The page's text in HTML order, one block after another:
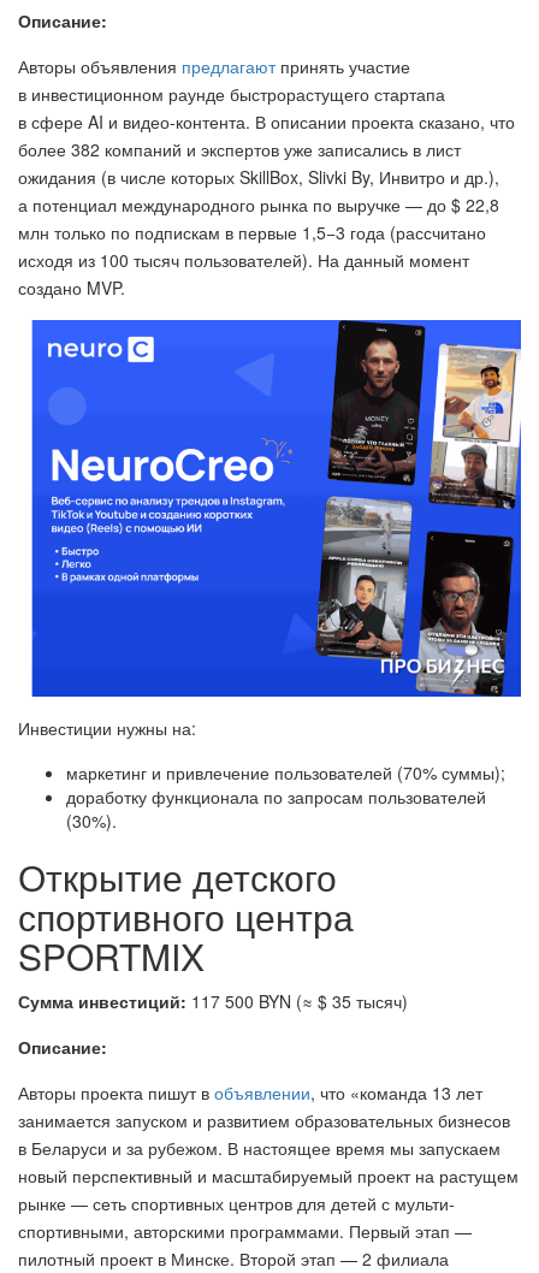
Описание:
Авторы объявления предлагаютпринять участие
в инвестиционном раунде быстрорастущего стартапа
в сфере AI и видео-контента. В описании проекта сказано, что
более 382 компаний и экспертов уже записались в лист
ожидания (в числе которых SkillBox, Slivki By, Инвитро и др.),
а потенциал международного рынка по выручке — до $ 22,8
млн только по подпискам в первые 1,5−3 года (рассчитано
исходя из 100 тысяч пользователей). На данный момент
создано MVP.
Инвестиции нужны на:
маркетинг и привлечение пользователей (70% суммы);
доработку функционала по запросам пользователей
(30%).
Открытие детского
спортивного центра
SPORTMIX
Сумма инвестиций: 117 500 BYN (≈ $ 35 тысяч)
Описание:
Авторы проекта пишут в объявлении, что «команда 13 лет
занимается запуском и развитием образовательных бизнесов
в Беларуси и за рубежом. В настоящее время мы запускаем
новый перспективный и масштабируемый проект на растущем
рынке — сеть спортивных центров для детей с мульти-
спортивными, авторскими программами. Первый этап —
пилотный проект в Минске. Второй этап — 2 филиала